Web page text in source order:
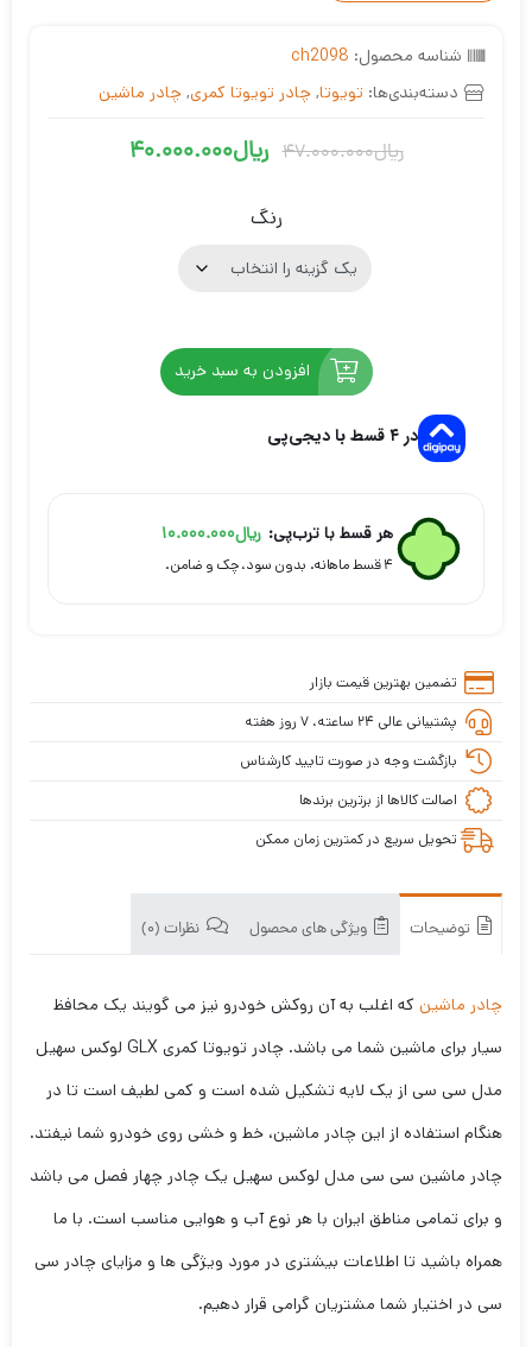
شناسه محصول: ch2098
دسته‌بندی‌ها: تویوتا, چادر تویوتا کمری, چادر ماشین
ریال47.000.000 قیمت
اصلی
بود.
ریال40.000.000قیمت
فعلی
است.
رنگ
افزودن به سبد خرید
در ۴ قسط با دیجی‌پی
هر قسط با ترب‌پی: ریال10.000.000
۴ قسط ماهانه. بدون سود، چک و ضامن.
تضمین بهترین قیمت بازار
پشتیبانی عالی ۲۴ ساعته، ۷ روز هفته
بازگشت وجه در صورت تایید کارشناس
اصالت کالاها از برترین برندها
تحویل سریع در کمترین زمان ممکن
توضیحات ویژگی های محصول نظرات (0)
چادر ماشین که اغلب به آن روکش خودرو نیز می گویند یک محافظ
سیار برای ماشین شما می باشد. چادر تویوتا کمری GLX لوکس سهیل
مدل سی سی از یک لایه تشکیل شده است و کمی لطیف است تا در
هنگام استفاده از این چادر ماشین، خط و خشی روی خودرو شما نیفتد.
چادر ماشین سی سی مدل لوکس سهیل یک چادر چهار فصل می باشد
و برای تمامی مناطق ایران با هر نوع آب و هوایی مناسب است. با ما
همراه باشید تا اطلاعات بیشتری در مورد ویژگی ها و مزایای چادر سی
سی در اختیار شما مشتریان گرامی قرار دهیم.